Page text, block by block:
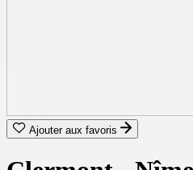
Ajouter aux favoris